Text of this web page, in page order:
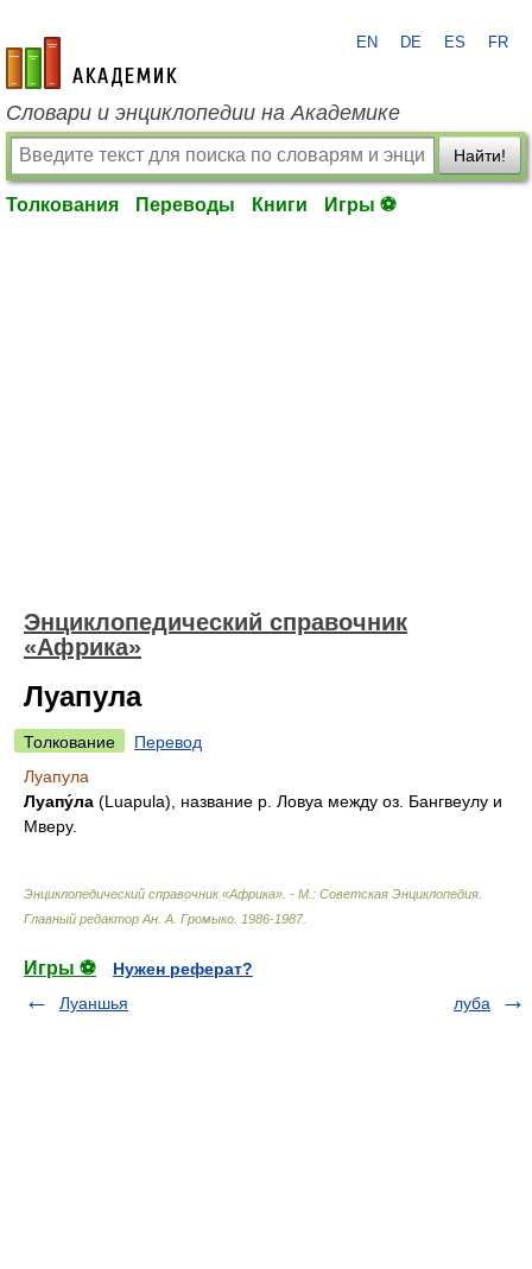
academic.ru
EN DE ES FR
Словари и энциклопедии на Академике
Найти!
Толкования Переводы Книги Игры ⚽
Энциклопедический справочник
«Африка»
Луапула
Толкование
Перевод
Луапула
Луапу́ла (Luapula), название р. Ловуа между оз. Бангвеулу и
Мверу.
Энциклопедический справочник «Африка». - М.: Советская Энциклопедия
Главный редактор Ан. А. Громыко 1986-1987.
Игры ⚽
Нужен реферат?
Луаншья
луба